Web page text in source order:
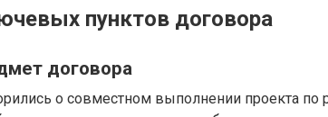
пунктов договора
договора
о совместном выполнении проекта по